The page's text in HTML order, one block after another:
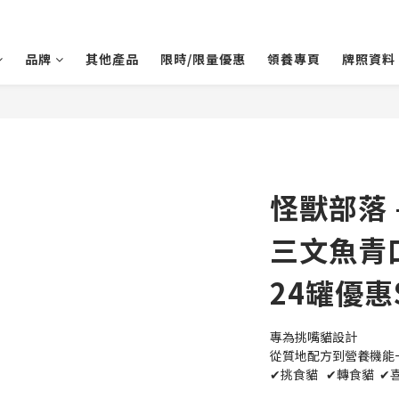
品牌 其他產品 限時/限量優惠 領養專頁 牌照資料
怪獸部落
三文魚
24罐優
專為挑嘴貓設計
從質地配方到營養機能
✔挑食貓   ✔轉食貓  ✔